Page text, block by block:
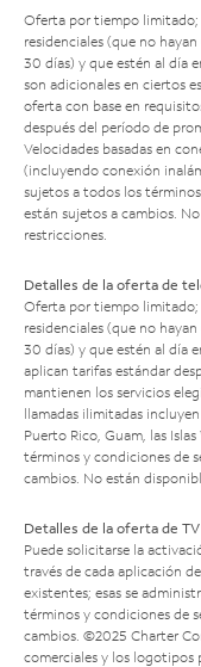
Oferta por tiempo limitado;
residenciales (que no
30 días) y que estén al día
son adicionales en ciertos
oferta con base en
después del período de
Velocidades basadas en
(incluyendo conexión
sujetos a todos los
están sujetos a cambios.
restricciones.
Detalles de la oferta de
Oferta por tiempo limitado;
residenciales (que no
30 días) y que estén al día
aplican tarifas estándar
mantienen los servicios
llamadas ilimitadas
Puerto Rico, Guam, las
términos y condiciones de
cambios. No están
Detalles de la oferta de
Puede solicitarse la
través de cada aplicación
existentes; esas se
términos y condiciones de
cambios. ©2025 Charter
comerciales y los logotipos